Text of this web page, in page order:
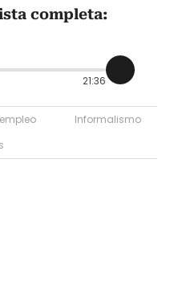
completa:
21:36
Informalismo